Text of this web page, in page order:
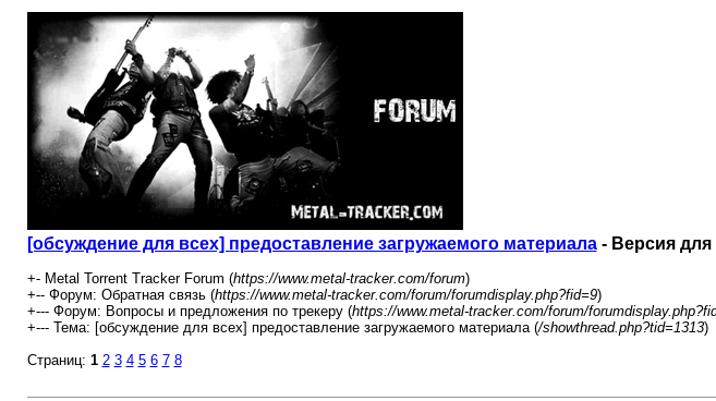
[обсуждение для всех] предоставление загружаемого материала- Версия для
+- Metal Torrent Tracker Forum (https://www.metal-tracker.com/forum)
+-- Форум: Обратная связь (https://www.metal-tracker.com/forum/forumdisplay.php?fid=9)
+--- Форум: Вопросы и предложения по трекеру (https://www.metal-tracker.com/forum/
+--- Тема: [обсуждение для всех] предоставление загружаемого материала (/showthread.php?tid=1313)
Страниц: 1 2 3 4 5 6 7 8